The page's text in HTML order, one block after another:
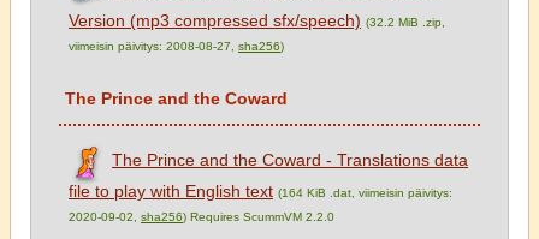
Version (mp3 compressed sfx/speech) (32.2 MiB .zip,
viimeisin päivitys: 2008-08-27, sha256)
The Prince and the Coward
The Prince and the Coward - Translations data
file to play with English text (164 KiB .dat, viimeisin päivitys:
2020-09-02, sha256) Requires ScummVM 2.2.0